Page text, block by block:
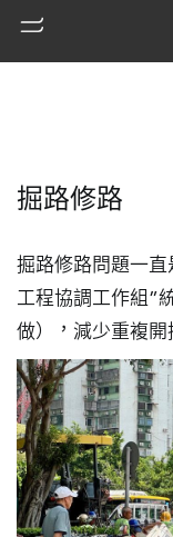
門
搜
索
古
地
圖
掘路修路
掘路修路問題一
工程協調工作組”
做），減少重複開